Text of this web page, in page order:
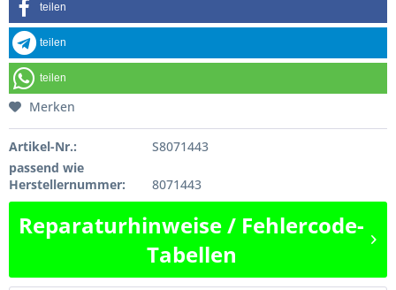
teilen
teilen
teilen
Merken
Artikel-Nr.:
S8071443
passend wie
Herstellernummer:
8071443
Reparaturhinweise / Fehlercode-
Tabellen